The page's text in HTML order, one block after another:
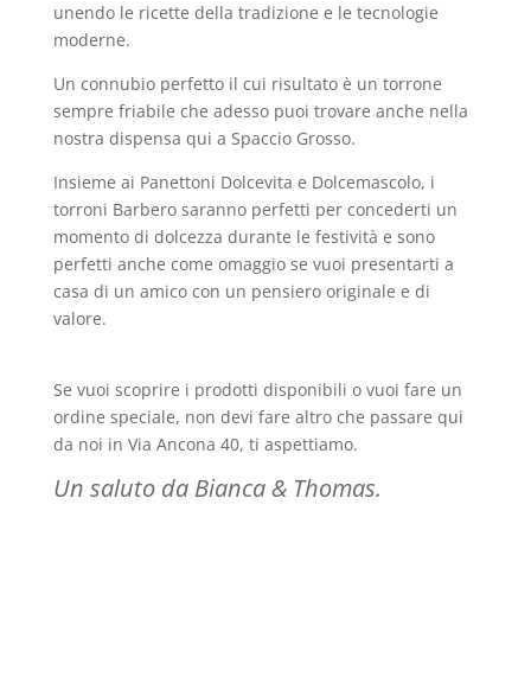
unendo le ricette della tradizione e le tecnologie
moderne.
Un connubio perfetto il cui risultato è un torrone
sempre friabile che adesso puoi trovare anche nella
nostra dispensa qui a Spaccio Grosso.
Insieme ai Panettoni Dolcevita e Dolcemascolo, i
torroni Barbero saranno perfetti per concederti un
momento di dolcezza durante le festività e sono
perfetti anche come omaggio se vuoi presentarti a
casa di un amico con un pensiero originale e di
valore.
Se vuoi scoprire i prodotti disponibili o vuoi fare un
ordine speciale, non devi fare altro che passare qui
da noi in Via Ancona 40, ti aspettiamo.
Un saluto da Bianca & Thomas.